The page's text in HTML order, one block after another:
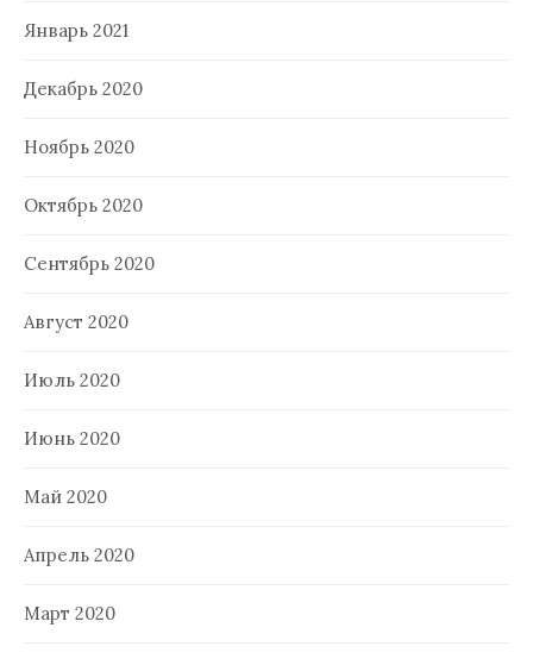
Январь 2021
Декабрь 2020
Ноябрь 2020
Октябрь 2020
Сентябрь 2020
Август 2020
Июль 2020
Июнь 2020
Май 2020
Апрель 2020
Март 2020